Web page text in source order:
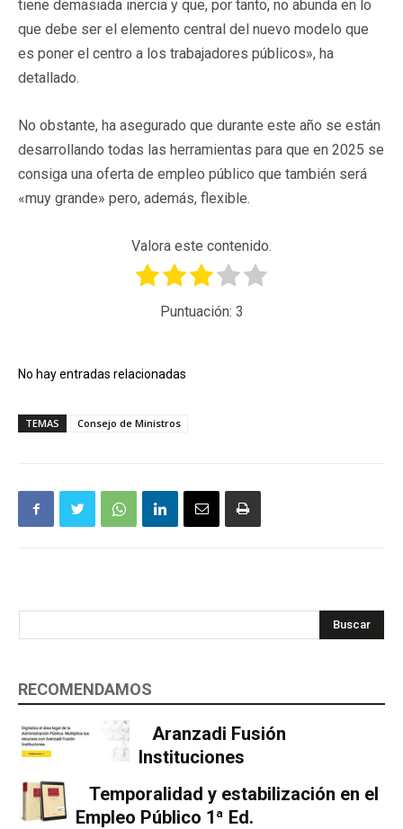
tiene demasiada inercia y que, por tanto, no abunda en lo
que debe ser el elemento central del nuevo modelo que
es poner el centro a los trabajadores públicos», ha
detallado.
No obstante, ha asegurado que durante este año se están
desarrollando todas las herramientas para que en 2025 se
consiga una oferta de empleo público que también será
«muy grande» pero, además, flexible.
Valora este contenido.
Puntuación: 3
No hay entradas relacionadas
TEMAS Consejo de Ministros
Buscar
RECOMENDAMOS
Aranzadi Fusión
Instituciones
Temporalidad y estabilización en el
Empleo Público 1ª Ed.